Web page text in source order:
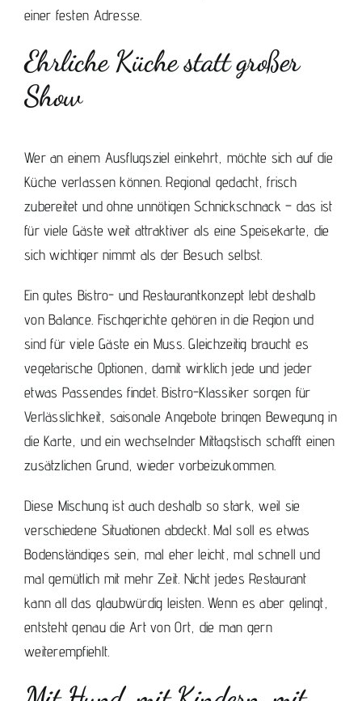
einer festen Adresse.
Ehrliche Küche statt großer
Show
Wer an einem Ausflugsziel einkehrt, möchte sich auf die
Küche verlassen können. Regional gedacht, frisch
zubereitet und ohne unnötigen Schnickschnack – das ist
für viele Gäste weit attraktiver als eine Speisekarte, die
sich wichtiger nimmt als der Besuch selbst.
Ein gutes Bistro- und Restaurantkonzept lebt deshalb
von Balance. Fischgerichte gehören in die Region und
sind für viele Gäste ein Muss. Gleichzeitig braucht es
vegetarische Optionen, damit wirklich jede und jeder
etwas Passendes findet. Bistro-Klassiker sorgen für
Verlässlichkeit, saisonale Angebote bringen Bewegung in
die Karte, und ein wechselnder Mittagstisch schafft einen
zusätzlichen Grund, wieder vorbeizukommen.
Diese Mischung ist auch deshalb so stark, weil sie
verschiedene Situationen abdeckt. Mal soll es etwas
Bodenständiges sein, mal eher leicht, mal schnell und
mal gemütlich mit mehr Zeit. Nicht jedes Restaurant
kann all das glaubwürdig leisten. Wenn es aber gelingt,
entsteht genau die Art von Ort, die man gern
weiterempfiehlt.